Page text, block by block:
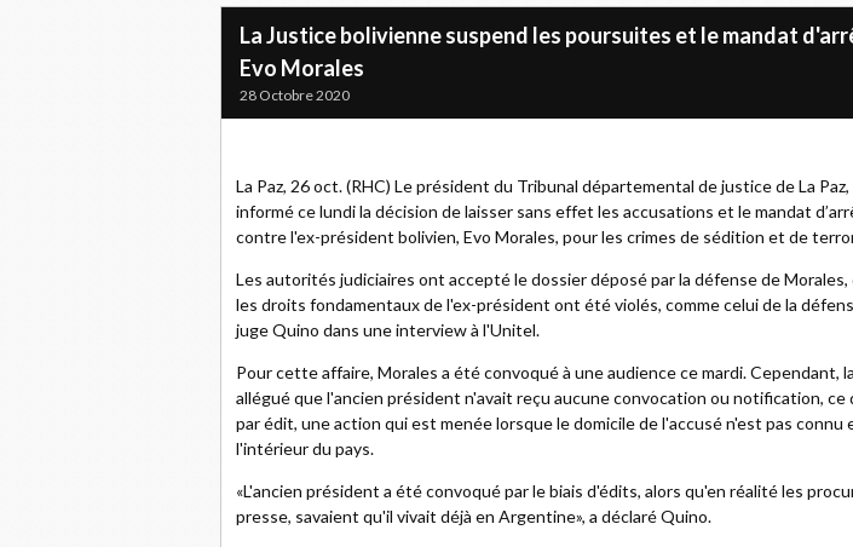
La Justice bolivienne suspend les poursuites et le mandat
Evo Morales
28 Octobre 2020
La Paz, 26 oct. (RHC) Le président du Tribunal départemental de justice de La
informé ce lundi la décision de laisser sans effet les accusations et le mandat
contre l'ex-président bolivien, Evo Morales, pour les crimes de sédition et de
Les autorités judiciaires ont accepté le dossier déposé par la défense de
les droits fondamentaux de l'ex-président ont été violés, comme celui de la
juge Quino dans une interview à l'Unitel.
Pour cette affaire, Morales a été convoqué à une audience ce mardi. Cependant,
allégué que l'ancien président n'avait reçu aucune convocation ou notification, ce
par édit, une action qui est menée lorsque le domicile de l'accusé n'est pas connu
l'intérieur du pays.
«L'ancien président a été convoqué par le biais d'édits, alors qu'en réalité les
presse, savaient qu'il vivait déjà en Argentine», a déclaré Quino.